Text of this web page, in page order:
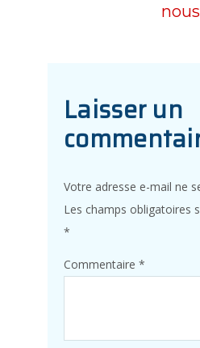
nous
Laisser un
Votre adresse e-mail ne
Les champs obligatoires
*
Commentaire *